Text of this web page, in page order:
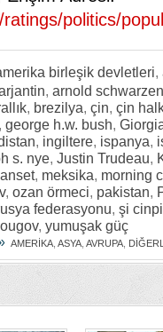
politics/
birleşik devletleri,
, arnold
, brezilya, çin, çin
, george h.w. bush,
, ingiltere, ispanya,
s. nye, Justin Trudeau,
, meksika, morning
, ozan örmeci, pakistan,
federasyonu, şi
, yumuşak güç
AMERİKA ASYA AVRUPA